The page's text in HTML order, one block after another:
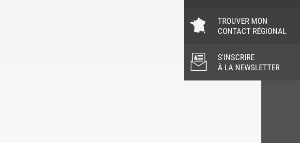
TROUVER MON
CONTACT RÉGIONAL
S'INSCRIRE
À LA NEWSLETTER